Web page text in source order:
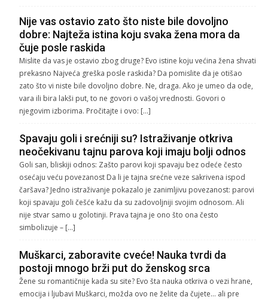
Nije vas ostavio zato što niste bile dovoljno
dobre: Najteža istina koju svaka žena mora da
čuje posle raskida
Mislite da vas je ostavio zbog druge? Evo istine koju većina žena shvati
prekasno Najveća greška posle raskida? Da pomislite da je otišao
zato što vi niste bile dovoljno dobre. Ne, draga. Ako je umeo da ode,
vara ili bira lakši put, to ne govori o vašoj vrednosti. Govori o
njegovim izborima. Pročitajte i ovo: […]
Spavaju goli i srećniji su? Istraživanje otkriva
neočekivanu tajnu parova koji imaju bolji odnos
Goli san, bliskiji odnos: Zašto parovi koji spavaju bez odeće često
osećaju veću povezanost Da li je tajna srećne veze sakrivena ispod
čaršava? Jedno istraživanje pokazalo je zanimljivu povezanost: parovi
koji spavaju goli češće kažu da su zadovoljniji svojim odnosom. Ali
nije stvar samo u golotinji. Prava tajna je ono što ona često
simbolizuje – […]
Muškarci, zaboravite cveće! Nauka tvrdi da
postoji mnogo brži put do ženskog srca
Žene su romantičnije kada su site? Evo šta nauka otkriva o vezi hrane,
emocija i ljubavi Muškarci, možda ovo ne želite da čujete… ali pre